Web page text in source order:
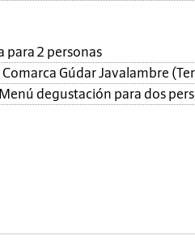
para 2 personas
Gúdar Javalambre
degustación para dos